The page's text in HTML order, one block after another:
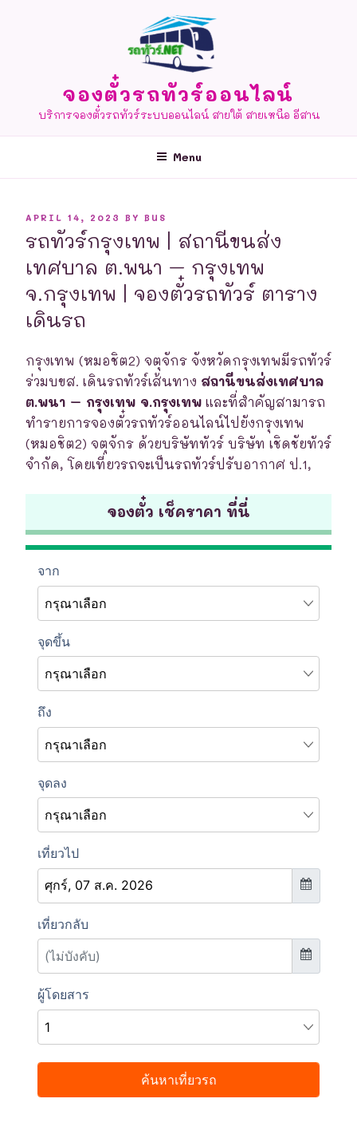
จองตั๋วรถทัวร์ออนไลน์
บริการจองตั๋วรถทัวร์ระบบออนไลน์ สายใต้ สายเหนือ อีสาน
Menu
POSTED
APRIL 14, 2023 BY BUS
รถทัวร์กรุงเทพ | สถานีขนส่ง
เทศบาล ต.พนา – กรุงเทพ
จ.กรุงเทพ | จองตั๋วรถทัวร์ ตาราง
เดินรถ
กรุงเทพ (หมอชิต2) จตุจักร จังหวัดกรุงเทพมีรถทัวร์
ร่วมบขส. เดินรถทัวร์เส้นทาง สถานีขนส่งเทศบาล
ต.พนา – กรุงเทพ จ.กรุงเทพ และที่สำคัญสามารถ
ทำรายการจองตั๋วรถทัวร์ออนไลน์ไปยังกรุงเทพ
(หมอชิต2) จตุจักร ด้วยบริษัททัวร์ บริษัท เชิดชัยทัวร์
จำกัด, โดยเที่ยวรถจะเป็นรถทัวร์ปรับอากาศ ป.1,
จองตั๋ว เช็คราคา ที่นี่